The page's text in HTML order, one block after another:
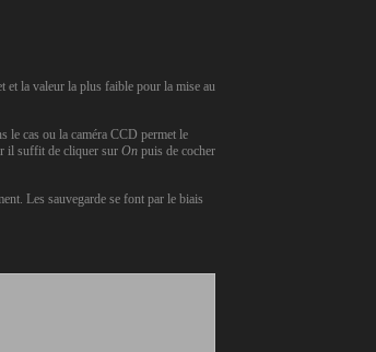
et la valeur la plus faible pour la mise au
le cas ou la caméra CCD permet le
il suffit de cliquer sur On puis de cocher
Les sauvegarde se font par le biais